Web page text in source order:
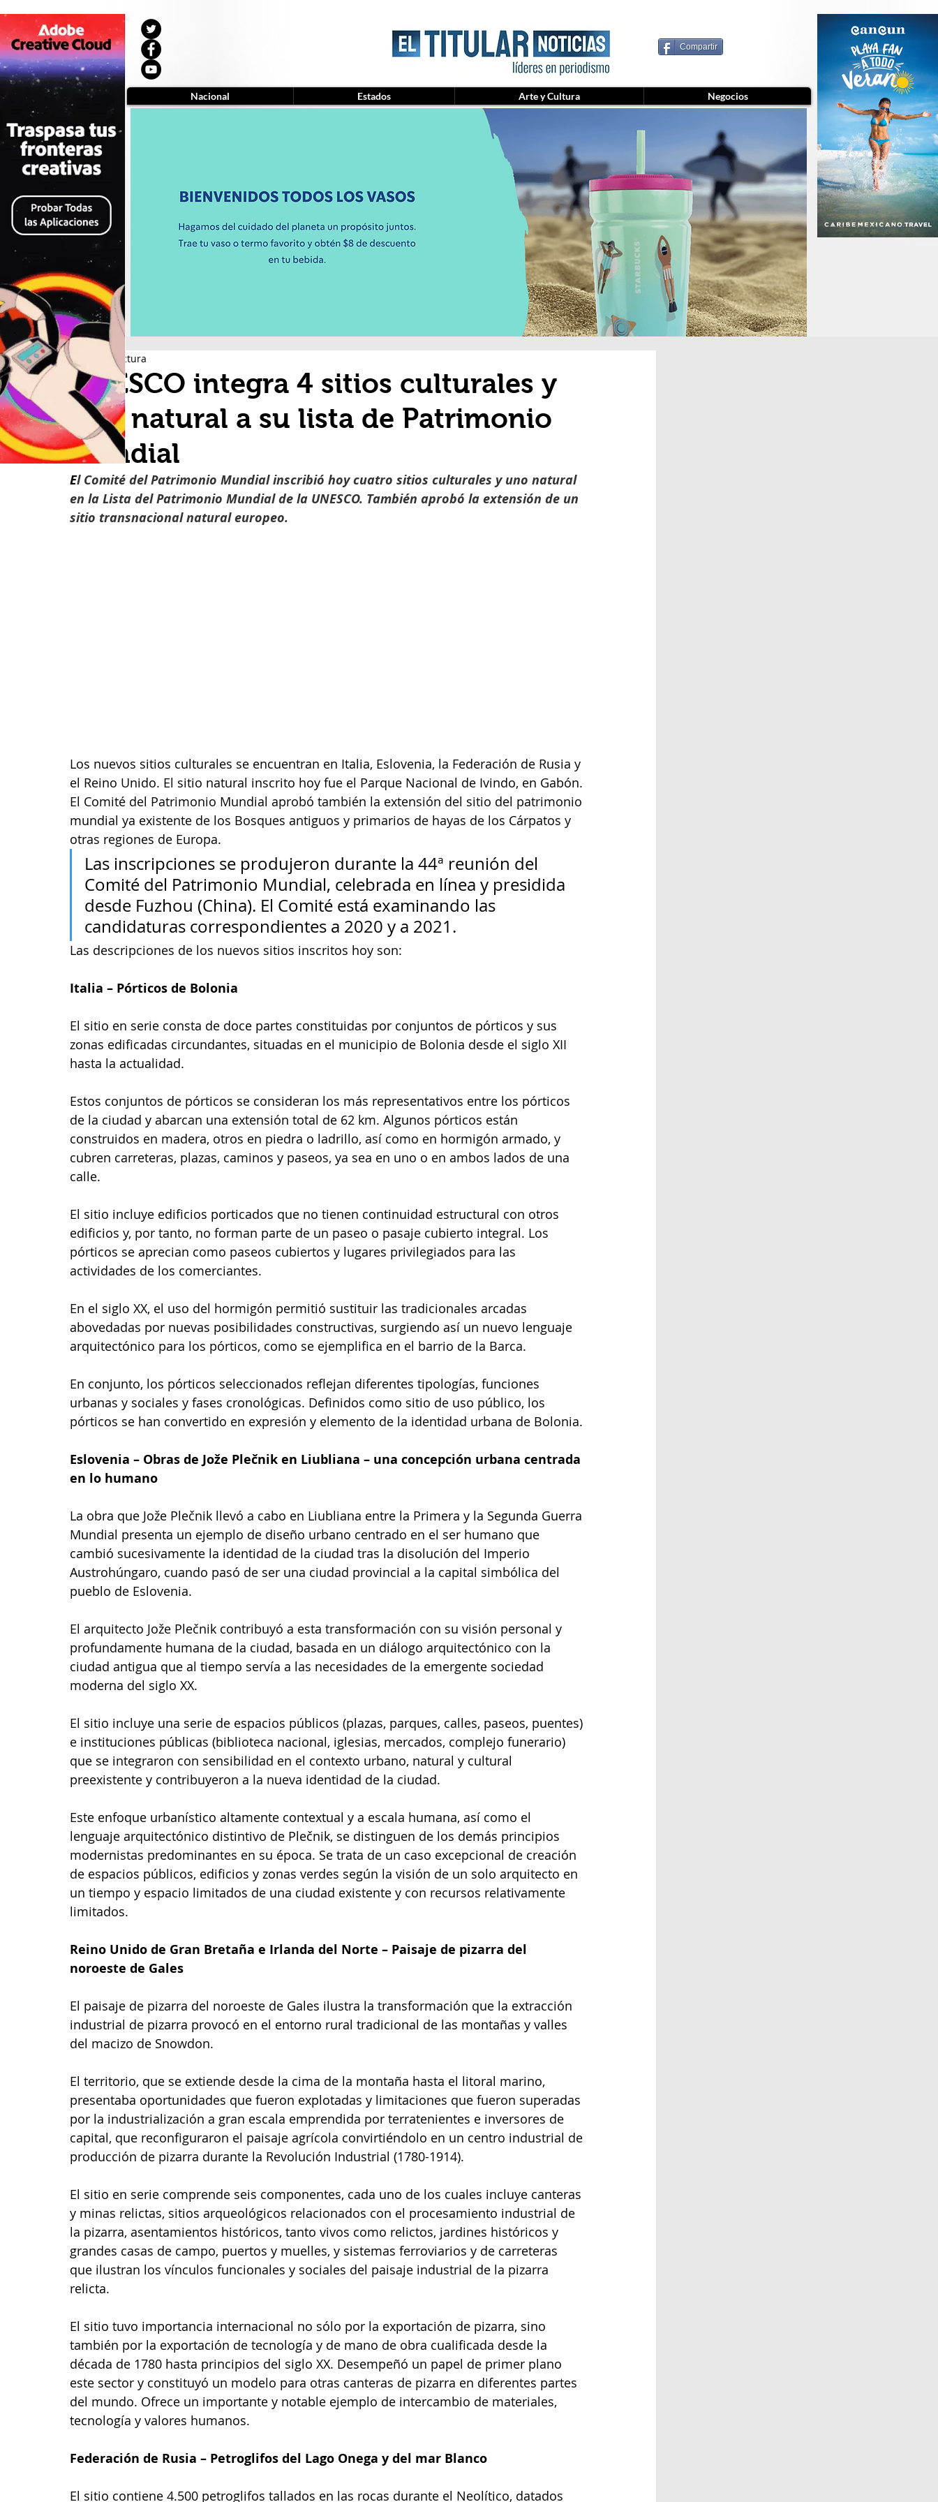
Compartir
UNESCO integra 4 sitios culturales y
uno natural a su lista de Patrimonio
Mundial
6 min de lectura
El Comité del Patrimonio Mundial inscribió hoy cuatro sitios culturales y uno natural
en la Lista del Patrimonio Mundial de la UNESCO. También aprobó la extensión de un
sitio transnacional natural europeo.
Los nuevos sitios culturales se encuentran en Italia, Eslovenia, la Federación de Rusia y
el Reino Unido. El sitio natural inscrito hoy fue el Parque Nacional de Ivindo, en Gabón.
El Comité del Patrimonio Mundial aprobó también la extensión del sitio del patrimonio
mundial ya existente de los Bosques antiguos y primarios de hayas de los Cárpatos y
otras regiones de Europa.
Las inscripciones se produjeron durante la 44ª reunión del
Comité del Patrimonio Mundial, celebrada en línea y presidida
desde Fuzhou (China). El Comité está examinando las
candidaturas correspondientes a 2020 y a 2021.
Las descripciones de los nuevos sitios inscritos hoy son:
Italia – Pórticos de Bolonia
El sitio en serie consta de doce partes constituidas por conjuntos de pórticos y sus
zonas edificadas circundantes, situadas en el municipio de Bolonia desde el siglo XII
hasta la actualidad.
Estos conjuntos de pórticos se consideran los más representativos entre los pórticos
de la ciudad y abarcan una extensión total de 62 km. Algunos pórticos están
construidos en madera, otros en piedra o ladrillo, así como en hormigón armado, y
cubren carreteras, plazas, caminos y paseos, ya sea en uno o en ambos lados de una
calle.
El sitio incluye edificios porticados que no tienen continuidad estructural con otros
edificios y, por tanto, no forman parte de un paseo o pasaje cubierto integral. Los
pórticos se aprecian como paseos cubiertos y lugares privilegiados para las
actividades de los comerciantes.
En el siglo XX, el uso del hormigón permitió sustituir las tradicionales arcadas
abovedadas por nuevas posibilidades constructivas, surgiendo así un nuevo lenguaje
arquitectónico para los pórticos, como se ejemplifica en el barrio de la Barca.
En conjunto, los pórticos seleccionados reflejan diferentes tipologías, funciones
urbanas y sociales y fases cronológicas. Definidos como sitio de uso público, los
pórticos se han convertido en expresión y elemento de la identidad urbana de Bolonia.
Eslovenia – Obras de Jože Plečnik en Liubliana – una concepción urbana centrada
en lo humano
La obra que Jože Plečnik llevó a cabo en Liubliana entre la Primera y la Segunda Guerra
Mundial presenta un ejemplo de diseño urbano centrado en el ser humano que
cambió sucesivamente la identidad de la ciudad tras la disolución del Imperio
Austrohúngaro, cuando pasó de ser una ciudad provincial a la capital simbólica del
pueblo de Eslovenia.
El arquitecto Jože Plečnik contribuyó a esta transformación con su visión personal y
profundamente humana de la ciudad, basada en un diálogo arquitectónico con la
ciudad antigua que al tiempo servía a las necesidades de la emergente sociedad
moderna del siglo XX.
El sitio incluye una serie de espacios públicos (plazas, parques, calles, paseos, puentes)
e instituciones públicas (biblioteca nacional, iglesias, mercados, complejo funerario)
que se integraron con sensibilidad en el contexto urbano, natural y cultural
preexistente y contribuyeron a la nueva identidad de la ciudad.
Este enfoque urbanístico altamente contextual y a escala humana, así como el
lenguaje arquitectónico distintivo de Plečnik, se distinguen de los demás principios
modernistas predominantes en su época. Se trata de un caso excepcional de creación
de espacios públicos, edificios y zonas verdes según la visión de un solo arquitecto en
un tiempo y espacio limitados de una ciudad existente y con recursos relativamente
limitados.
Reino Unido de Gran Bretaña e Irlanda del Norte – Paisaje de pizarra del
noroeste de Gales
El paisaje de pizarra del noroeste de Gales ilustra la transformación que la extracción
industrial de pizarra provocó en el entorno rural tradicional de las montañas y valles
del macizo de Snowdon.
El territorio, que se extiende desde la cima de la montaña hasta el litoral marino,
presentaba oportunidades que fueron explotadas y limitaciones que fueron superadas
por la industrialización a gran escala emprendida por terratenientes e inversores de
capital, que reconfiguraron el paisaje agrícola convirtiéndolo en un centro industrial de
producción de pizarra durante la Revolución Industrial (1780-1914).
El sitio en serie comprende seis componentes, cada uno de los cuales incluye canteras
y minas relictas, sitios arqueológicos relacionados con el procesamiento industrial de
la pizarra, asentamientos históricos, tanto vivos como relictos, jardines históricos y
grandes casas de campo, puertos y muelles, y sistemas ferroviarios y de carreteras
que ilustran los vínculos funcionales y sociales del paisaje industrial de la pizarra
relicta.
El sitio tuvo importancia internacional no sólo por la exportación de pizarra, sino
también por la exportación de tecnología y de mano de obra cualificada desde la
década de 1780 hasta principios del siglo XX. Desempeñó un papel de primer plano
este sector y constituyó un modelo para otras canteras de pizarra en diferentes partes
del mundo. Ofrece un importante y notable ejemplo de intercambio de materiales,
tecnología y valores humanos.
Federación de Rusia – Petroglifos del Lago Onega y del mar Blanco
El sitio contiene 4.500 petroglifos tallados en las rocas durante el Neolítico, datados
Nacional Estados Arte y Cultura Negocios